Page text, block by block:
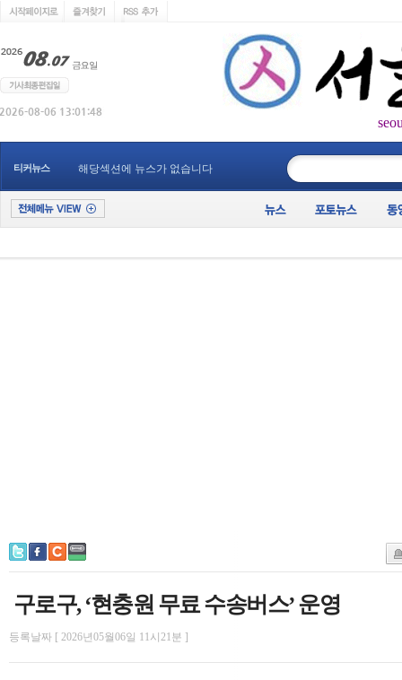
티커뉴스 해당섹션에 뉴스가 없습니다
구로구, ‘현충원 무료 수송버스’ 운영
등록날짜 [ 2026년05월06일 11시21분 ]